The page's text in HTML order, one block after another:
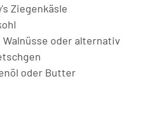
Ziegenkäsle
Walnüsse oder alternativ
oder Butter